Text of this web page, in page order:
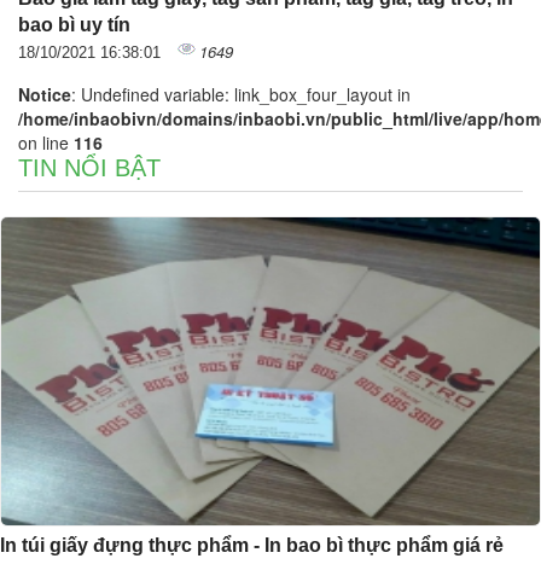
bao bì uy tín
18/10/2021 16:38:01 1649
Notice: Undefined variable: link_box_four_layout in
/home/inbaobivn/domains/inbaobi.vn/public_html/live/app/
on line 116
TIN NỔI BẬT
In túi giấy đựng thực phẩm - In bao bì thực phẩm giá rẻ